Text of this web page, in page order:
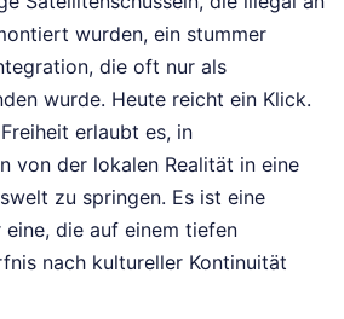
wurden, ein stummer
die oft nur als
wurde. Heute reicht ein Klick.
erlaubt es, in
von der lokalen Realität in eine
zu springen. Es ist eine
eine, die auf einem tiefen
nach kultureller Kontinuität